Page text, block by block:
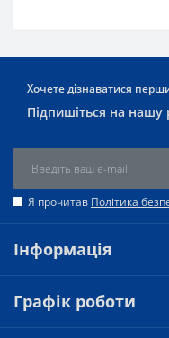
Хочете дізнаватися
Підпишіться на нашу
Я прочитав Політика
Інформація
Графік роботи